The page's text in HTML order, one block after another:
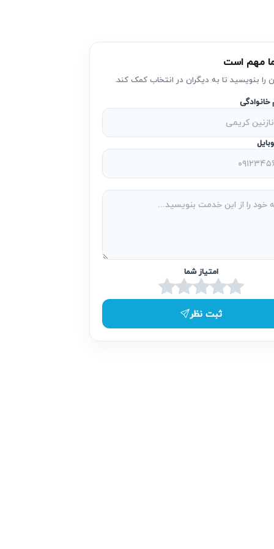
خطرات ایمنی ایجاد کنند. همچنین
برق و استهلاک سریع‌تر قطعات می‌شود که
یا برق‌گرفتگی را افزایش دهند. این
تعمیرات فراتر از تعویض قطعه
کارخانه بازمی‌گردانیم تا بدون هزینه‌های
مهم است
را بنویسید تا به دیگران در انتخاب کمک کند.
خانوادگی
امتیاز شما
ثبت نظر